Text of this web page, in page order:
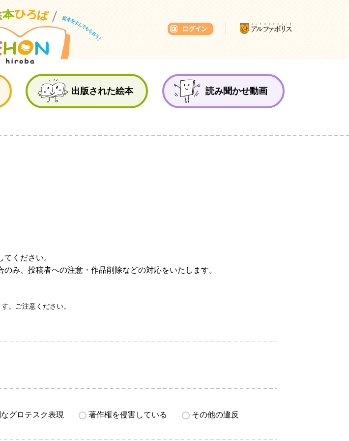
出版された絵本 読み聞かせ動画
ください。
み、投稿者への注意・作品削除などの対応をいたします。
。ご注意ください。
グロテスク表現 著作権を侵害している その他の違反